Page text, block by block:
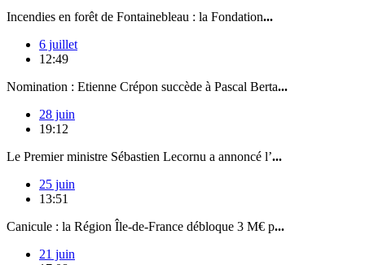
Incendies en forêt de Fontainebleau : la Fondation...
6 juillet
12:49
Nomination : Etienne Crépon succède à Pascal Berta...
28 juin
19:12
Le Premier ministre Sébastien Lecornu a annoncé l’...
25 juin
13:51
Canicule : la Région Île-de-France débloque 3 M€ p...
21 juin